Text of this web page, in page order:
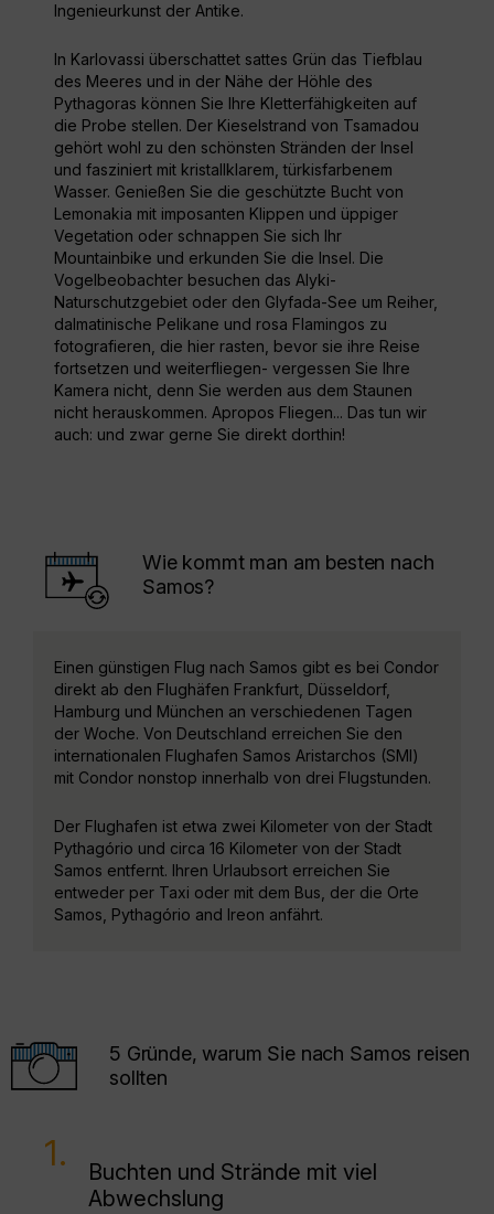
Ingenieurkunst der Antike.
In Karlovassi überschattet sattes Grün das Tiefblau
des Meeres und in der Nähe der Höhle des
Pythagoras können Sie Ihre Kletterfähigkeiten auf
die Probe stellen. Der Kieselstrand von Tsamadou
gehört wohl zu den schönsten Stränden der Insel
und fasziniert mit kristallklarem, türkisfarbenem
Wasser. Genießen Sie die geschützte Bucht von
Lemonakia mit imposanten Klippen und üppiger
Vegetation oder schnappen Sie sich Ihr
Mountainbike und erkunden Sie die Insel. Die
Vogelbeobachter besuchen das Alyki-
Naturschutzgebiet oder den Glyfada-See um Reiher,
dalmatinische Pelikane und rosa Flamingos zu
fotografieren, die hier rasten, bevor sie ihre Reise
fortsetzen und weiterfliegen- vergessen Sie Ihre
Kamera nicht, denn Sie werden aus dem Staunen
nicht herauskommen. Apropos Fliegen... Das tun wir
auch: und zwar gerne Sie direkt dorthin!
Wie kommt man am besten nach
Samos?
Einen günstigen Flug nach Samos gibt es bei Condor
direkt ab den Flughäfen Frankfurt, Düsseldorf,
Hamburg und München an verschiedenen Tagen
der Woche. Von Deutschland erreichen Sie den
internationalen Flughafen Samos Aristarchos (SMI)
mit Condor nonstop innerhalb von drei Flugstunden.
Der Flughafen ist etwa zwei Kilometer von der Stadt
Pythagório und circa 16 Kilometer von der Stadt
Samos entfernt. Ihren Urlaubsort erreichen Sie
entweder per Taxi oder mit dem Bus, der die Orte
Samos, Pythagório and Ireon anfährt.
5 Gründe, warum Sie nach Samos reisen
sollten
1.
Buchten und Strände mit viel
Abwechslung